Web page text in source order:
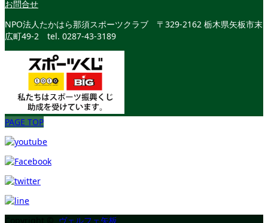
お問合せ
NPO法人たかはら那須スポーツクラブ
〒329-2162 栃木県矢板市末
広町49-2
tel. 0287-43-3189
PAGE TOP
ヴェルフェ矢板